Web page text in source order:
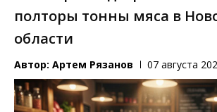
полторы тонны мяса в
области
Автор: Артем Рязанов 07 августа